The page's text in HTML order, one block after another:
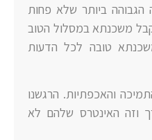
ביותר שלא פחות
משכנתא במסלול הטוב
טובה לכל הדעות
והאכפתיות. הרגשנו
וזה האינטרס שלהם לא